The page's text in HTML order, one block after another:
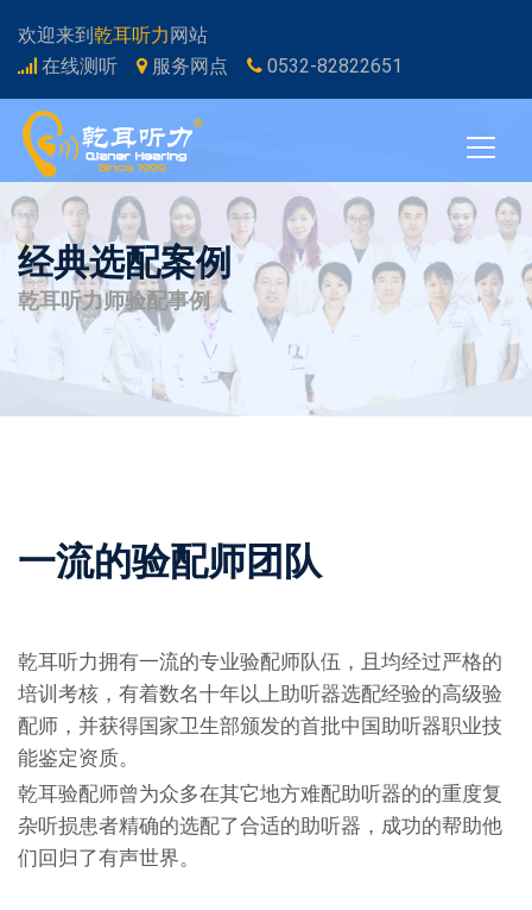
欢迎来到乾耳听力网站
在线测听
服务网点 0532-82822651
经典选配案例
乾耳听力师验配事例
一流的验配师团队
乾耳听力拥有一流的专业验配师队伍，且均经过严格的
培训考核，有着数名十年以上助听器选配经验的高级验
配师，并获得国家卫生部颁发的首批中国助听器职业技
能鉴定资质。
乾耳验配师曾为众多在其它地方难配助听器的的重度复
杂听损患者精确的选配了合适的助听器，成功的帮助他
们回归了有声世界。